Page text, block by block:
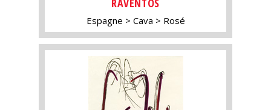
RAVENTOS
Espagne Cava Rosé